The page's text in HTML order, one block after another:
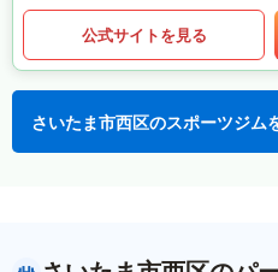
公式サイトを見る
さいたま市西区のスポーツジム